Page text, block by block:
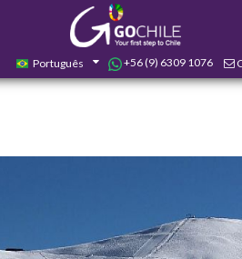
Português +56 (9) 6309 1076